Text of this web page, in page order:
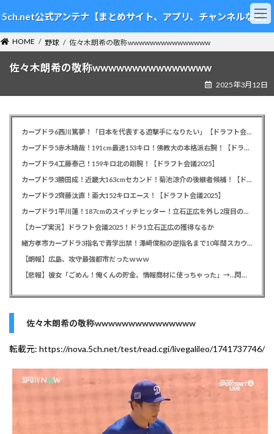
ン
テ
ン
ツ
ビ
ゲ
ー
シ
5ch.net公式アンテナ【まとめサイト、アプリ、チャンネルなど】
HOME 野球 佐々木朗希の敬称wwwwwwwwwwwwwww
佐々木朗希の敬称wwwwwwwwwwwwwww
2025年3月12日
カープドラ6西川篤夢！「日本を代表する遊撃手になりたい」【ドラフト会議2025】
カープドラ5赤木晴哉！191cm最速153キロ！佛教大の本格派右腕！【ドラフト会議2025】
カープドラ4工藤泰己！159キロ北の剛腕！【ドラフト会議2025】
カープドラ3勝田成！近畿大163cmセカンド！菊池涼介の後継者候補！【ドラフト会議2025】
カープドラ2齊藤汰直！亜大152キロエース！【ドラフト会議2025】
カープドラ1平川蓮！187cmのスイッチヒッター！立石正広を外し2度目の重複も新井監督がクジを引き当てる！【ドラフト会議2025】
【カープ実況】ドラフト会議2025！ドラ1立石正広の獲得なるか
緒方孝市カープドラ3指名で青学出禁！澤﨑俊和の逆指名まで10年間スカウト出禁
【朗報】広島、攻守最強都市だったｗｗｗ
【悲報】彼女「ごめん！俺くんの貯金、情報商材に使っちゃった」→…問い詰めたらギャン泣きされたんだが俺が悪いのか？
佐々木朗希の敬称wwwwwwwwwwwwwww
転載元: https://nova.5ch.net/test/read.cgi/livegalileo/1741737746/